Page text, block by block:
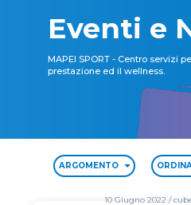
Eventi e
MAPEI SPORT - Centro servizi
prestazione ed il wellness.
ARGOMENTO
10 Giugno 2022/